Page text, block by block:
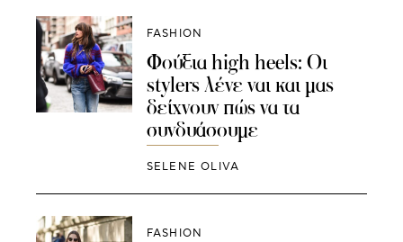
FASHION
Φούξια high heels: Οι
stylers λένε ναι και μας
δείχνουν πώς να τα
συνδυάσουμε
SELENE OLIVA
FASHION